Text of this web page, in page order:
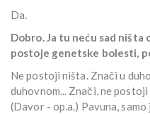
Da.
Dobro. Ja tu neću sad
postoje genetske bolesti,
Ne postoji ništa. Znači u
duhovnom... Znači, ne
(Davor - op.a.) Pavuna,